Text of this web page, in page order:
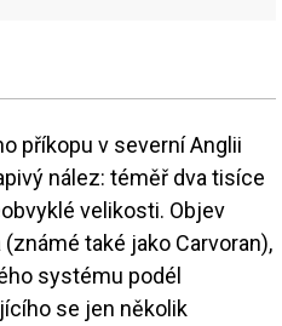
příkopu v severní Anglii
nález: téměř dva tisíce
velikosti. Objev
(známé také jako Carvoran),
systému podél
se jen několik